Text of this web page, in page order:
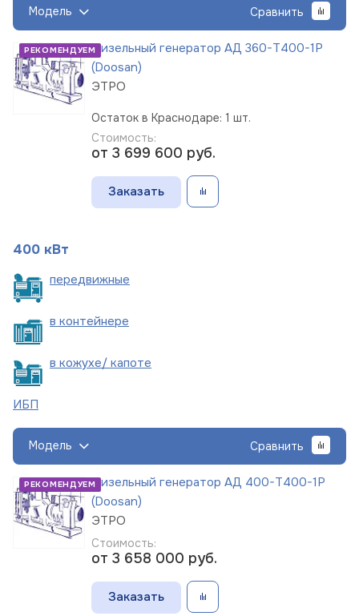
Модель Сравнить
РЕКОМЕНДУЕМДизельный генератор АД 360-Т400-1Р
(Doosan)
ЭТРО
Остаток в Краснодаре: 1 шт.
Стоимость:
от 3 699 600 руб.
Заказать
400 кВт
передвижные
в контейнере
в кожухе/ капоте
ИБП
Модель Сравнить
РЕКОМЕНДУЕМДизельный генератор АД 400-Т400-1Р
(Doosan)
ЭТРО
Стоимость:
от 3 658 000 руб.
Заказать